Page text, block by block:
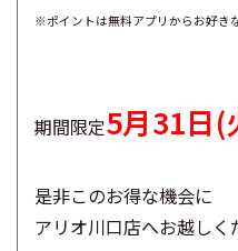
※ポイントは無料アプリからお好き
期間限定5月31日(
是非このお得な機会に
アリオ川口店へお越しく